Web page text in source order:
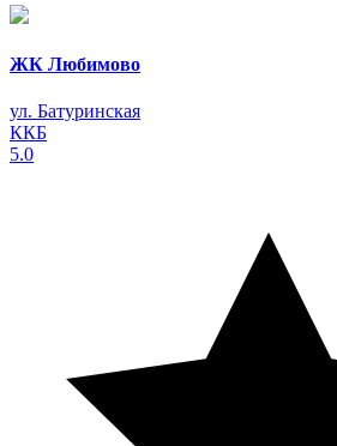
ЖК Любимово
ул. Батуринская
ККБ
5.0